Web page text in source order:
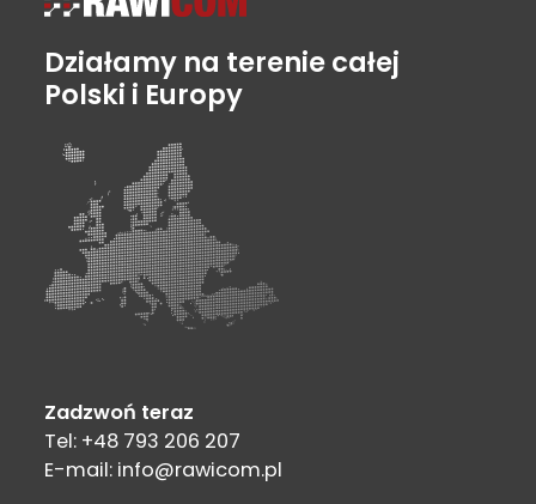
Działamy na terenie całej
Polski i Europy
Zadzwoń teraz
Tel: +48 793 206 207
E-mail: info@rawicom.pl